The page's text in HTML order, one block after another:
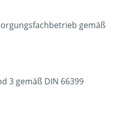
gemäß
3 gemäß DIN 66399